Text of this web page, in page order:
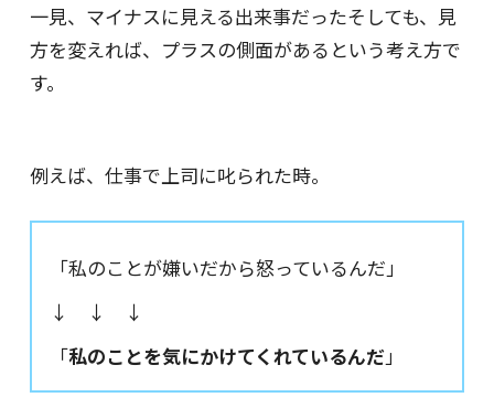
一見、マイナスに見える出来事だったそしても、見
方を変えれば、プラスの側面があるという考え方で
す。
例えば、仕事で上司に叱られた時。
「私のことが嫌いだから怒っているんだ」
↓ ↓ ↓
「私のことを気にかけてくれているんだ」